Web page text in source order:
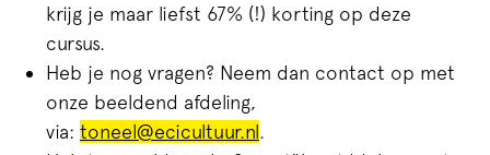
krijg je maar liefst 67% (!) korting op deze
cursus.
Heb je nog vragen? Neem dan contact op met
onze beeldend afdeling,
via: toneel@ecicultuur.nl.